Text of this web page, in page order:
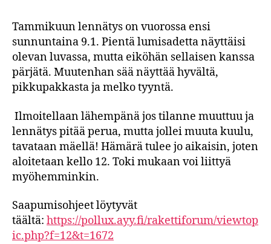
Tammikuun lennätys on vuorossa ensi
sunnuntaina 9.1. Pientä lumisadetta näyttäisi
olevan luvassa, mutta eiköhän sellaisen kanssa
pärjätä. Muutenhan sää näyttää hyvältä,
pikkupakkasta ja melko tyyntä.
Ilmoitellaan lähempänä jos tilanne muuttuu ja
lennätys pitää perua, mutta jollei muuta kuulu,
tavataan mäellä! Hämärä tulee jo aikaisin, joten
aloitetaan kello 12. Toki mukaan voi liittyä
myöhemminkin.
Saapumisohjeet löytyvät
täältä: https://pollux.ayy.fi/rakettiforum/viewtop
ic.php?f=12&t=1672